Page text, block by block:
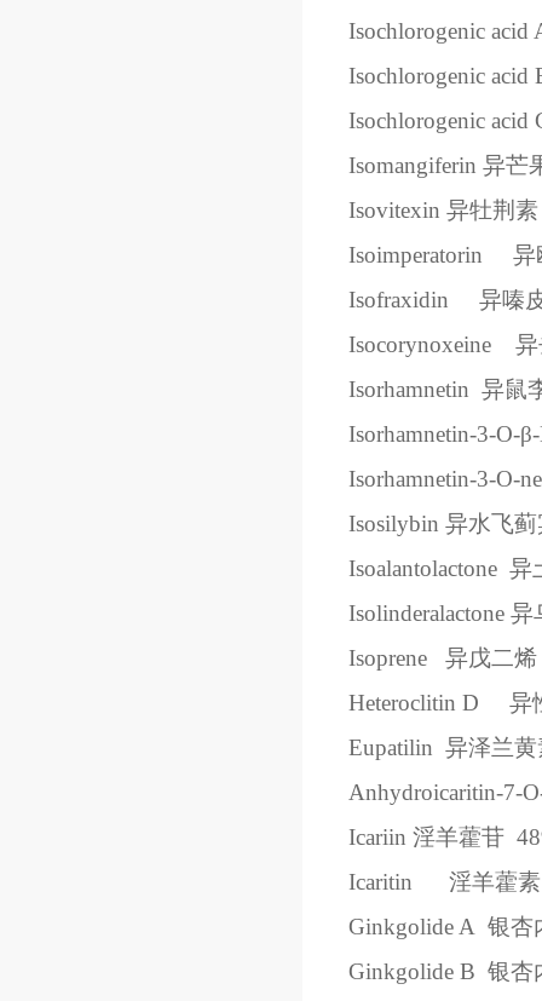
Isochlorogenic acid
Isochlorogenic acid
Isochlorogenic acid
Isomangiferin 异芒
Isovitexin 异牡荆素
Isoimperatorin
异
Isofraxidin
异嗪
Isocorynoxeine
Isorhamnetin 异鼠
Isorhamnetin-3-O-β
Isorhamnetin-3-O-
Isosilybin 异水飞蓟
Isoalantolactone 异
Isolinderalactone 异
Isoprene
异戊二烯
Heteroclitin D
异
Eupatilin 异泽兰黄
Anhydroicaritin-7-
Icariin 淫羊藿苷
Icaritin
淫羊藿素
Ginkgolide A 银杏
Ginkgolide B 银杏